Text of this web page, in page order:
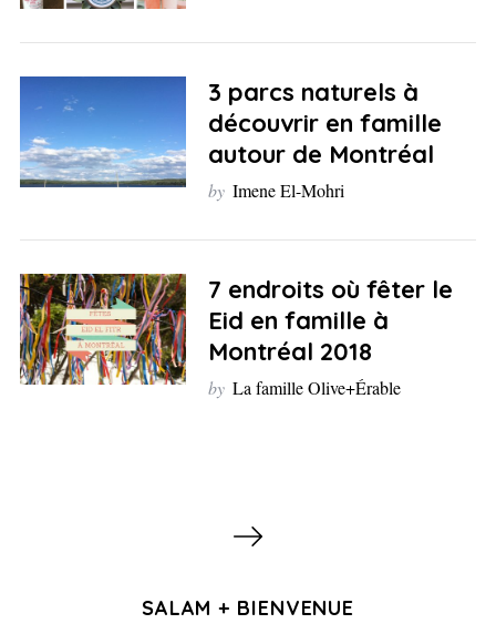
3 parcs naturels à
découvrir en famille
autour de Montréal
by Imene El-Mohri
7 endroits où fêter le
Eid en famille à
Montréal 2018
by La famille Olive+Érable
SALAM + BIENVENUE